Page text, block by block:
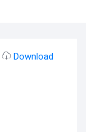
Download